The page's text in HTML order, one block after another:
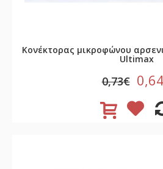
Κονέκτορας μικροφώνου
Ultimax
0,73€